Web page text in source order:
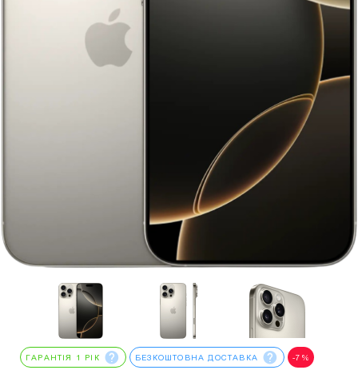
ГАРАНТІЯ 1 РІК БЕЗКОШТОВНА ДОСТАВКА -7%